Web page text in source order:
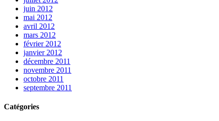
juin 2012
mai 2012
avril 2012
mars 2012
février 2012
janvier 2012
décembre 2011
novembre 2011
octobre 2011
septembre 2011
Catégories